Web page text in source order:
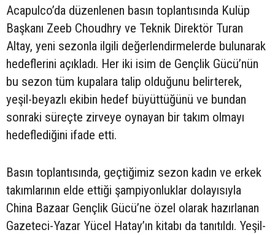
Acapulco’da düzenlenen basın toplantısında Kulüp
Başkanı Zeeb Choudhry ve Teknik Direktör Turan
Altay, yeni sezonla ilgili değerlendirmelerde bulunarak
hedeflerini açıkladı. Her iki isim de Gençlik Gücü’nün
bu sezon tüm kupalara talip olduğunu belirterek,
yeşil-beyazlı ekibin hedef büyüttüğünü ve bundan
sonraki süreçte zirveye oynayan bir takım olmayı
hedeflediğini ifade etti.
Basın toplantısında, geçtiğimiz sezon kadın ve erkek
takımlarının elde ettiği şampiyonluklar dolayısıyla
China Bazaar Gençlik Gücü’ne özel olarak hazırlanan
Gazeteci-Yazar Yücel Hatay’ın kitabı da tanıtıldı. Yeşil-